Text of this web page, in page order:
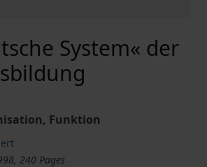
System« der
Funktion
240 Pages